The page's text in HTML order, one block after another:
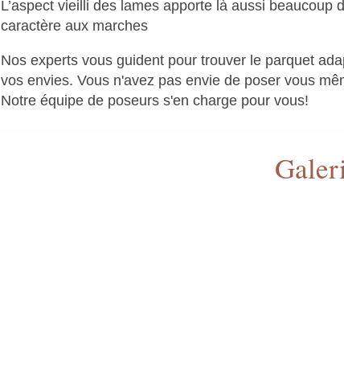
L’aspect vieilli des lames apporte là aussi beaucoup
caractère aux marches
Nos experts vous guident pour trouver le parquet
vos envies. Vous n'avez pas envie de poser vous
Notre équipe de poseurs s'en charge pour vous!